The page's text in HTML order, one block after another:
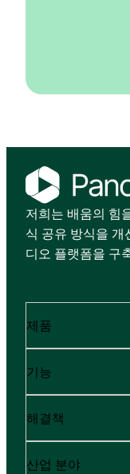
저희는 배움의 힘
식 공유 방식을 개
디오 플랫폼을 구
제품
기능
해결책
산업 분야